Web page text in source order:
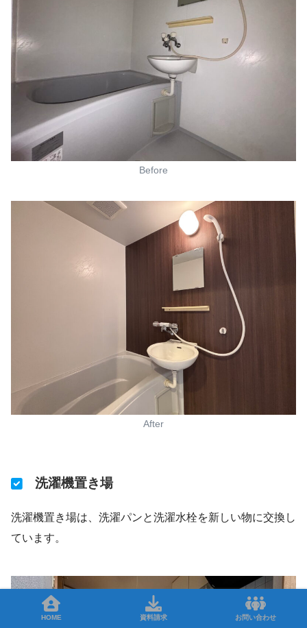
Before
After
洗濯機置き場
洗濯機置き場は、洗濯パンと洗濯水栓を新しい物に交換し
ています。
HOME 資料請求 お問い合わせ